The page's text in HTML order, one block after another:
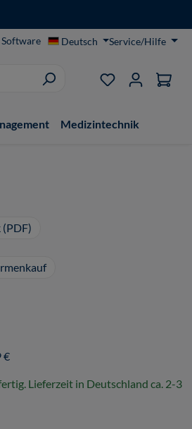
Software Deutsch Service/Hilfe
Du hast 0
Medizintechnik
(PDF)
€
Lieferzeit in Deutschland ca. 2-3